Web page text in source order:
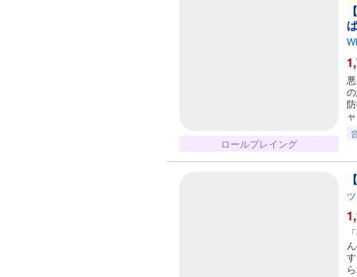
ロールプレイング